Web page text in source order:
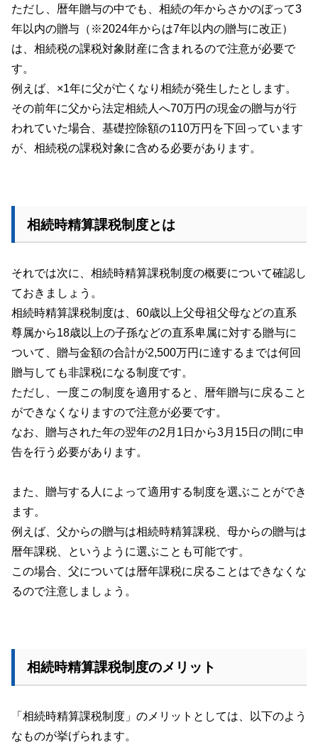
ただし、暦年贈与の中でも、相続の年からさかのぼって3
年以内の贈与（ ※2024年からは7年以内の贈与に改正）
は、相続税の課税対象財産に含まれるので注意が必要で
す。
例えば、×1年に父が亡くなり相続が発生したとします。
その前年に父から法定相続人へ70万円の現金の贈与が行
われていた場合、基礎控除額の110万円を下回っています
が、相続税の課税対象に含める必要があります。
相続時精算課税制度とは
それでは次に、相続時精算課税制度の概要について確認し
ておきましょう。
相続時精算課税制度は、 60歳以上父母祖父母などの直系
尊属から18歳以上の子孫などの直系卑属に対する贈与に
ついて、贈与金額の合計が2,500万円に達するまでは何回
贈与しても非課税になる制度です。
ただし、一度この制度を適用すると、暦年贈与に戻ること
ができなくなりますので注意が必要です。
なお、贈与された年の翌年の2 月 1 日から3月 15日の間に申
告を行う必要があります。
また、贈与する人によって適用する制度を選ぶことができ
ます。
例えば、父からの贈与は相続時精算課税、母からの贈与は
暦年課税、というように選ぶことも可能です。
この場合、父については暦年課税に戻ることはできなくな
るので注意しましょう。
相続時精算課税制度のメリット
「相続時精算課税制度」のメリットとしては、以下のよう
なものが挙げられます。